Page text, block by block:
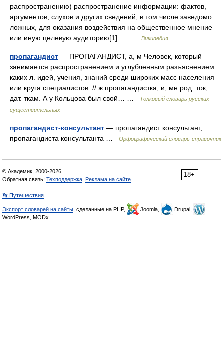
распространению) распространение информации: фактов,
аргументов, слухов и других сведений, в том числе заведомо
ложных, для оказания воздействия на общественное мнение
или иную целевую аудиторию[1].… …
Википедия
пропагандист — ПРОПАГАНДИСТ, а, м Человек, который
занимается распространением и углубленным разъяснением
каких л. идей, учения, знаний среди широких масс населения
или круга специалистов. // ж пропагандистка, и, мн род. ток,
дат. ткам. А у Кольцова был свой… …
Толковый словарь русских
существительных
пропагандист-консультант — пропагандист консультант,
пропагандиста консультанта …
Орфографический словарь-справочник
18+
© Академик, 2000-2026
Обратная связь: Техподдержка Реклама на сайте
👣 Путешествия
Экспорт словарей на сайты , сделанные на PHP, Joomla,
Drupal,
WordPress, MODx.